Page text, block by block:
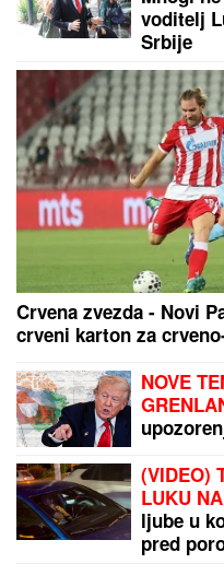
Veliki požar nadomak
Petrovčića, vatra se
usijalo!
Zvezda dovodi
stiže na Mali
PREPORUKA ZA VAS